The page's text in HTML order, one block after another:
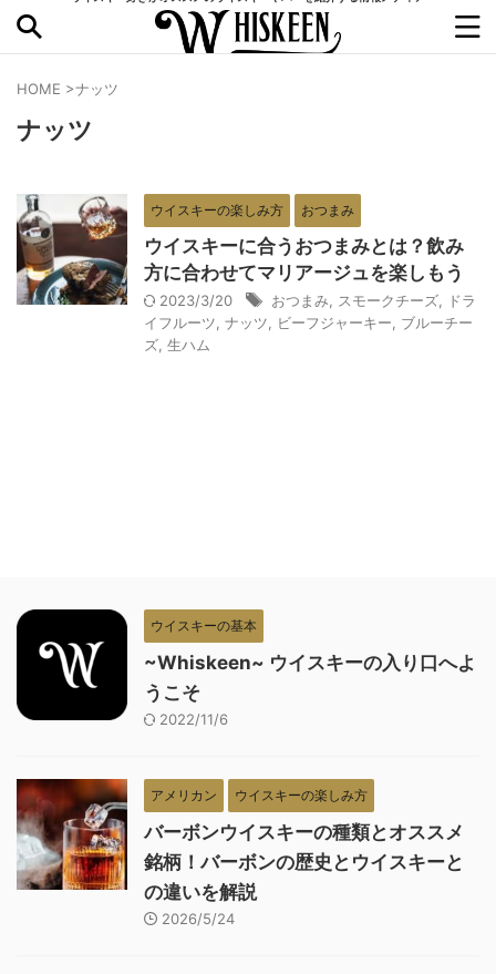
HOME >ナッツ
ナッツ
ウイスキーの楽しみ方 おつまみ
ウイスキーに合うおつまみとは？飲み
方に合わせてマリアージュを楽しもう
2023/3/20 おつまみ スモークチーズ
ドラ
イフルーツ ナッツ ビーフジャーキー
ブルーチー
ズ 生ハム
ウイスキーの基本
~Whiskeen~ ウイスキーの入り口へよ
うこそ
2022/11/6
アメリカン ウイスキーの楽しみ方
バーボンウイスキーの種類とオススメ
銘柄！バーボンの歴史とウイスキーと
の違いを解説
2026/5/24